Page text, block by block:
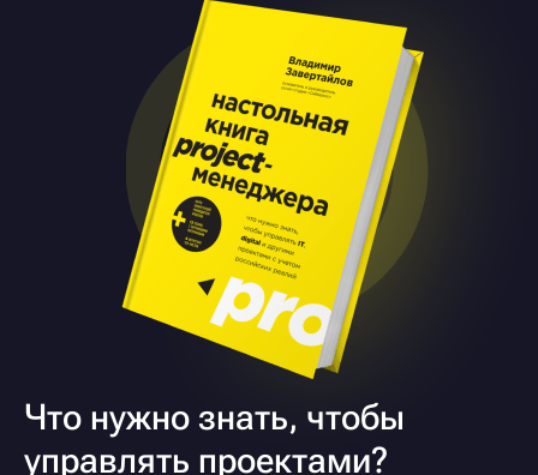
Что нужно знать, чтобы
управлять проектами?